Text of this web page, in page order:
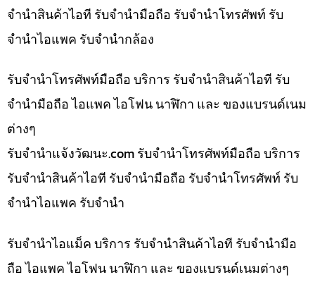
จำนำสินค้าไอที รับจำนำมือถือ รับจำนำโทรศัพท์ รับ
จำนำไอแพค รับจำนำกล้อง
รับจำนำโทรศัพท์มือถือ บริการ รับจำนำสินค้าไอที รับ
จำนำมือถือ ไอแพค ไอโฟน นาฬิกา และ ของแบรนด์เนม
ต่างๆ
รับจํานําแจ้งวัฒนะ.com รับจำนำโทรศัพท์มือถือ บริการ
รับจำนำสินค้าไอที รับจำนำมือถือ รับจำนำโทรศัพท์ รับ
จำนำไอแพค รับจำนำ
รับจำนำไอแม็ค บริการ รับจำนำสินค้าไอที รับจำนำมือ
ถือ ไอแพค ไอโฟน นาฬิกา และ ของแบรนด์เนมต่างๆ